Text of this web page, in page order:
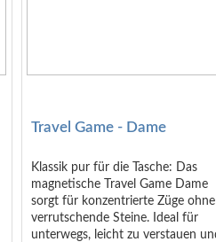
Travel Game - Dame
Klassik pur für die Tasche: Das
magnetische Travel Game Dame
sorgt für konzentrierte Züge ohne
verrutschende Steine. Ideal für
unterwegs, leicht zu verstauen